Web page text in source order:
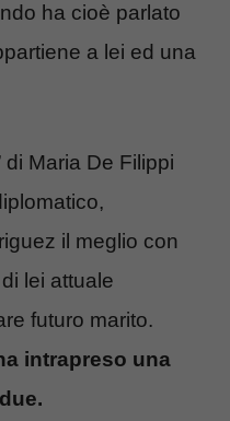
ha cioè parlato
a lei ed una
di Maria De Filippi
il meglio con
lei attuale
futuro marito.
intrapreso una